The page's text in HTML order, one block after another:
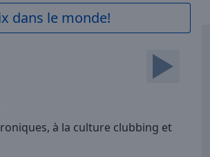
dans le monde!
à la culture clubbing et